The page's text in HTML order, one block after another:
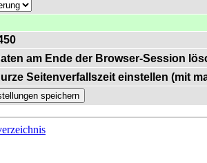
am Ende der Browser-Session
Seitenverfallszeit einstellen (mit